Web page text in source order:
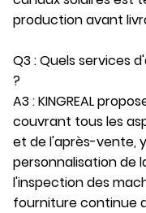
production avant
Q3 : Quels services
?
A3 : KINGREAL
couvrant tous les
et de l'après-vente,
personnalisation de
l'inspection des
fourniture continue